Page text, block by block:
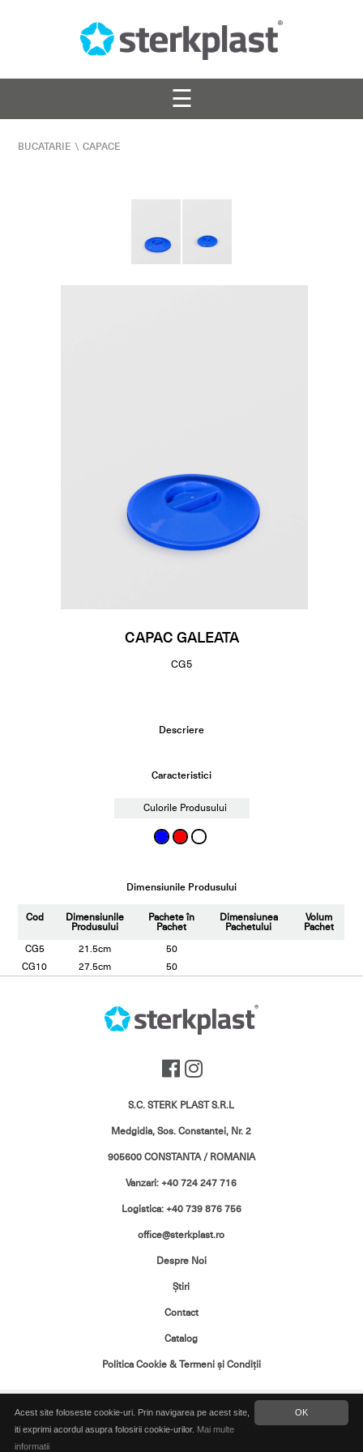
☰
BUCATARIE \ CAPACE
CAPAC GALEATA
CG5
Descriere
Caracteristici
Culorile Produsului
Dimensiunile Produsului
Cod Dimensiunile
Produsului
Pachete în
Pachet
Dimensiunea
Pachetului
Volum
Pachet
CG5
21.5cm
50
CG10
27.5cm 50
S.C. STERK PLAST S.R.L
Medgidia, Sos. Constantei, Nr. 2
905600 CONSTANTA / ROMANIA
Vanzari: +40 724 247 716
Logistica: +40 739 876 756
office@sterkplast.ro
Despre Noi
Ştiri
Contact
Catalog
Politica Cookie & Termeni şi Condiţii
Toate drepturile rezervate. Copyright ©
2026 Sterk Plast
OK
Acest site foloseste cookie-uri. Prin navigarea pe acest site,
iti exprimi acordul asupra folosirii cookie-urilor. Mai multe
informatii